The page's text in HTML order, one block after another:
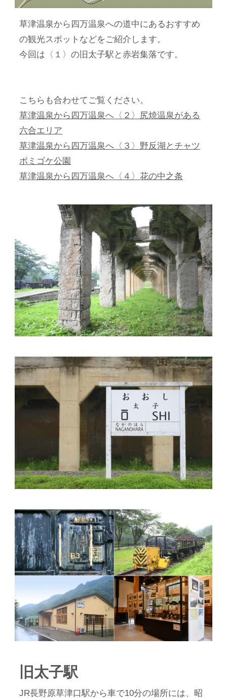
草津温泉から四万温泉への道中にあるおすすめ
の観光スポットなどをご紹介します。
今回は〈１〉の旧太子駅と赤岩集落です。
こちらも合わせてご覧ください。
草津温泉から四万温泉へ〈２〉尻焼温泉がある
六合エリア
草津温泉から四万温泉へ〈３〉野反湖とチャツ
ボミゴケ公園
草津温泉から四万温泉へ〈４〉花の中之条
旧太子駅
JR長野原草津口駅から車で10分の場所には、昭